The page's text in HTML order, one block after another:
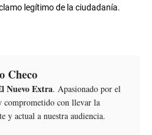
legítimo de la ciudadanía.
Checo
Nuevo Extra. Apasionado por el
comprometido con llevar la
y actual a nuestra audiencia.